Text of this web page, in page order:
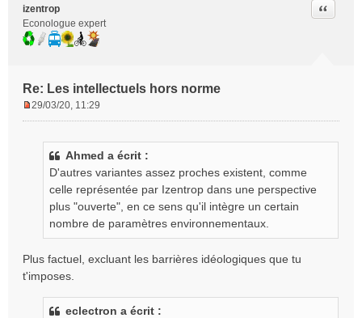
izentrop
Econologue expert
Re: Les intellectuels hors norme
Citer
l
u
29/03/20, 11:29
Ahmed a écrit :
D'autres variantes assez proches existent, comme
celle représentée par Izentrop dans une perspective
plus "ouverte", en ce sens qu'il intègre un certain
nombre de paramètres environnementaux.
Plus factuel, excluant les barrières idéologiques que tu
t'imposes.
eclectron a écrit :